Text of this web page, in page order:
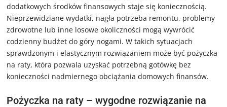
dodatkowych środków finansowych staje się koniecznością.
Nieprzewidziane wydatki, nagła potrzeba remontu, problemy
zdrowotne lub inne losowe okoliczności mogą wywrócić
codzienny budżet do góry nogami. W takich sytuacjach
sprawdzonym i elastycznym rozwiązaniem może być pożyczka
na raty, która pozwala uzyskać potrzebną gotówkę bez
konieczności nadmiernego obciążania domowych finansów.
Pożyczka na raty – wygodne rozwiązanie na